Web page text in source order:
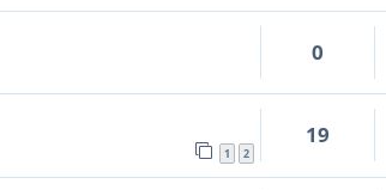
0
1 2
19